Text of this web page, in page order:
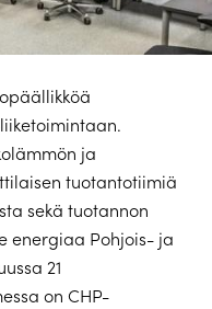
ja
tuotantotiimiä
sekä tuotannon
energiaa Pohjois- ja
21
on CHP-